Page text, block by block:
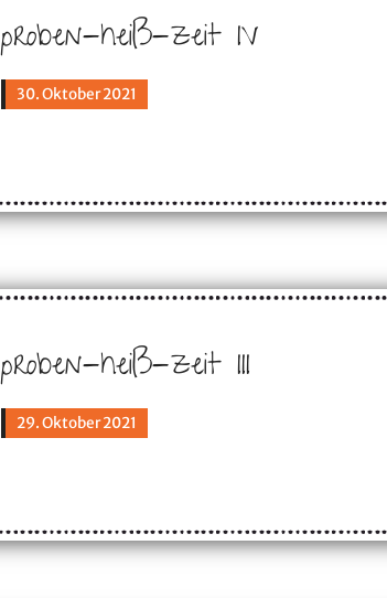
proben-heiß-zeit IV
30. Oktober 2021
proben-heiß-zeit III
29. Oktober 2021